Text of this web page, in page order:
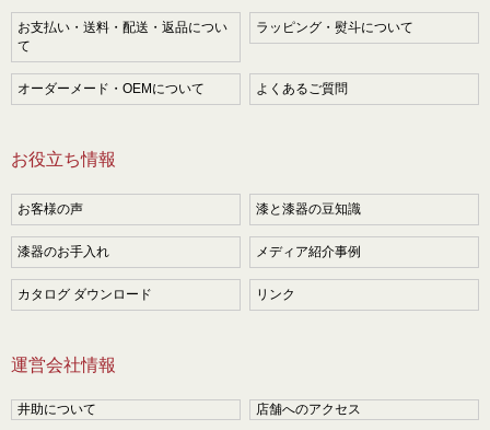
お支払い・送料・配送・返品につい
て
ラッピング・熨斗について
オーダーメード・OEMについて よくあるご質問
お役立ち情報
お客様の声 漆と漆器の豆知識
漆器のお手入れ メディア紹介事例
カタログ ダウンロード リンク
運営会社情報
井助について
店舗へのアクセス